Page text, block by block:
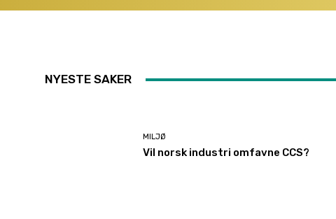
NYESTE SAKER
MILJØ
Vil norsk industri omfavne CCS?